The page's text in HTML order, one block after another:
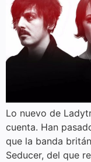
Lo nuevo de
cuenta. Han
que la banda
Seducer, del que